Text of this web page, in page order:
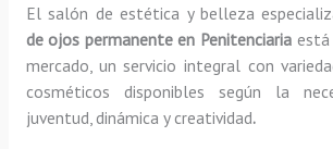
El salón de estética y belleza
de ojos permanente en Penitenciaria
mercado, un servicio integral con
cosméticos disponibles según la
juventud, dinámica y creatividad.